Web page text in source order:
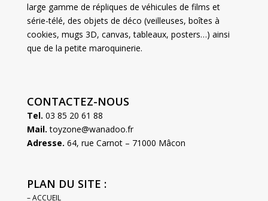
large gamme de répliques de véhicules de films et
série-télé, des objets de déco (veilleuses, boîtes à
cookies, mugs 3D, canvas, tableaux, posters…) ainsi
que de la petite maroquinerie.
CONTACTEZ-NOUS
Tel. 03 85 20 61 88
Mail. toyzone@wanadoo.fr
Adresse. 64, rue Carnot – 71000 Mâcon
PLAN DU SITE :
– ACCUEIL